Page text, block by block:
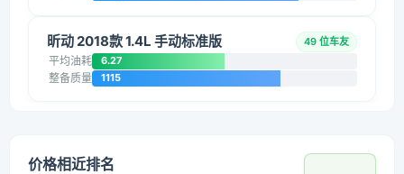
昕动 2018款 1.4L 手动标准版 49 位车友
平均油耗 6.27
整备质量 1115
价格相近排名